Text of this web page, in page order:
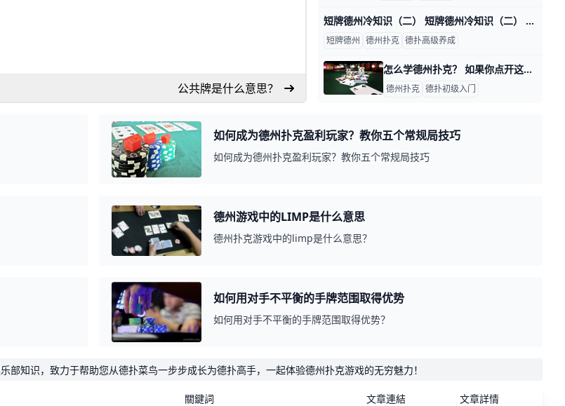
公共牌是什么意思？
短牌德州冷知识（二） 短牌德州冷知识（二） 接上一篇：短牌冷知识（一）：https://www.moshike.com/a/2148.html 在上一期短牌中的冷知识
短牌德州 德州扑克 德扑高级养成
怎么学德州扑克？ 如果你点开这篇文章，那我猜你一定有着强烈的求知欲，这很好，我希望你学有所得。今天要分享的策略是我们发现最有帮助的学习方法。这原本是一个价值5
德州扑克 德扑初级入门
如何成为德州扑克盈利玩家？教你五个常规局技巧
如何成为德州扑克盈利玩家？教你五个常规局技巧
德州游戏中的LIMP是什么意思
德州扑克游戏中的limp是什么意思？
如何用对手不平衡的手牌范围取得优势
如何用对手不平衡的手牌范围取得优势？
部知识，致力于帮助您从德扑菜鸟一步步成长为德扑高手，一起体验德州扑克游戏的无穷魅力！
關鍵詞 文章連結
文章詳情